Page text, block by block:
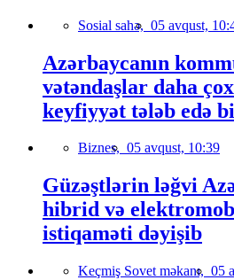
Sosial sahə, 05 avqust,
Azərbaycanın
vətəndaşlar daha
keyfiyyət tələb edə
Biznes, 05 avqust, 10:39
Güzəştlərin ləğvi
hibrid və
istiqaməti dəyişib
Keçmiş Sovet məkanı, 05